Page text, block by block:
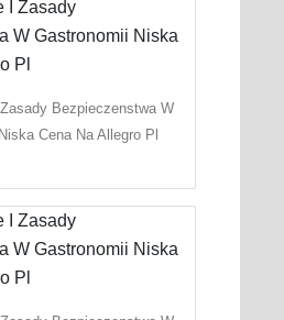
Bezpieczenstwa W
Cena Na Allegro Pl